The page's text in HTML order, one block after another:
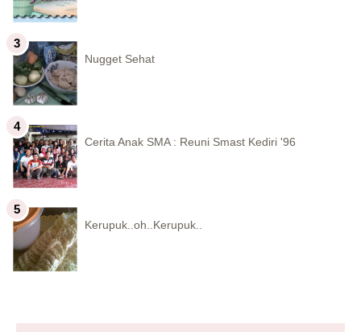
Nugget Sehat
Cerita Anak SMA : Reuni Smast Kediri '96
Kerupuk..oh..Kerupuk..